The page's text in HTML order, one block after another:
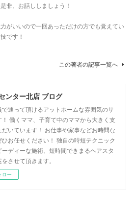
非、お話ししましょう！
がいいので一回あっただけの方でも覚えてい
です！
この著者の記事一覧へ
ンター北店 ブログ
で通って頂けるアットホームな雰囲気のサ
！ 働くママ、子育て中のママから大きく支
だいています！ お仕事や家事などお時間な
ひお任せください！ 独自の時短テクニック
ーディーな施術、短時間できまるヘアスタ
させて頂きます。
ロー